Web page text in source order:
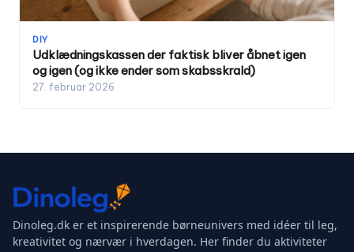
DIY
Udklædningskassen der faktisk bliver åbnet igen
og igen (og ikke ender som skabsskrald)
27. februar 2026
Dinoleg.dk er et inspirerende børneunivers med idéer til leg,
kreativitet og nærvær i hverdagen. Her finder du aktiviteter